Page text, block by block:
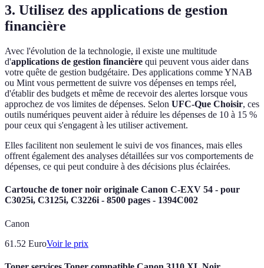
3. Utilisez des applications de gestion
financière
Avec l'évolution de la technologie, il existe une multitude
d'applications de gestion financière qui peuvent vous aider dans
votre quête de gestion budgétaire. Des applications comme YNAB
ou Mint vous permettent de suivre vos dépenses en temps réel,
d'établir des budgets et même de recevoir des alertes lorsque vous
approchez de vos limites de dépenses. Selon UFC-Que Choisir, ces
outils numériques peuvent aider à réduire les dépenses de 10 à 15 %
pour ceux qui s'engagent à les utiliser activement.
Elles facilitent non seulement le suivi de vos finances, mais elles
offrent également des analyses détaillées sur vos comportements de
dépenses, ce qui peut conduire à des décisions plus éclairées.
Cartouche de toner noir originale Canon C-EXV 54 - pour
C3025i, C3125i, C3226i - 8500 pages - 1394C002
Canon
61.52 EuroVoir le prix